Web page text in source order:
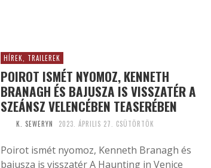
HÍREK, TRAILEREK
POIROT ISMÉT NYOMOZ, KENNETH
BRANAGH ÉS BAJUSZA IS VISSZATÉR A
SZEÁNSZ VELENCÉBEN TEASERÉBEN
K. SEWERYN 2023. ÁPRILIS 27. CSÜTÖRTÖK
Poirot ismét nyomoz, Kenneth Branagh és
bajusza is visszatér A Haunting in Venice